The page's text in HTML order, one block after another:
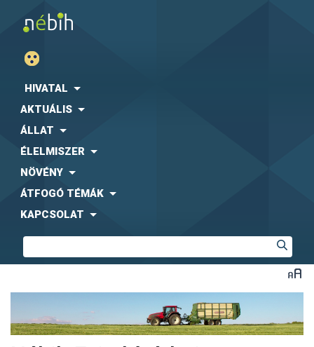
HIVATAL
AKTUÁLIS
ÁLLAT
ÉLELMISZER
NÖVÉNY
ÁTFOGÓ TÉMÁK
KAPCSOLAT